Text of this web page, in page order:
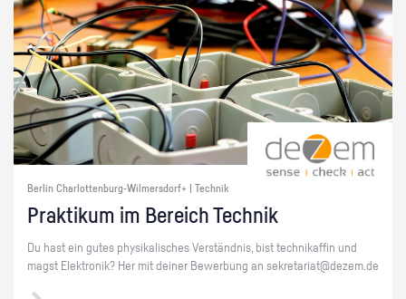
Berlin Charlottenburg-Wilmersdorf+ | Technik
Prak­ti­kum im Be­reich Tech­nik
Du hast ein gutes phy­si­ka­li­sches Ver­ständ­nis, bist tech­ni­kaf­fin und
magst Elek­tro­nik? Her mit dei­ner Be­wer­bung an se­kre­ta­ri­at@​dezem.​de